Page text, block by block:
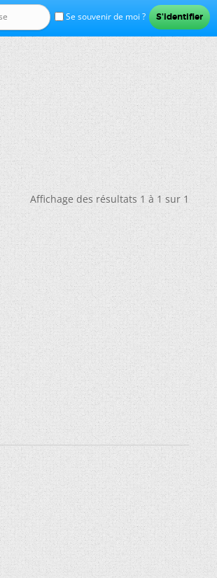
Se souvenir de moi ?
Affichage des résultats 1 à 1 sur 1